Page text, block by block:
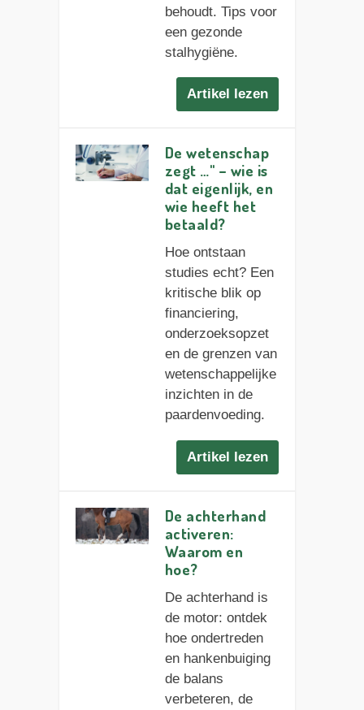
behoudt. Tips voor
een gezonde
stalhygiëne.
Artikel lezen
De wetenschap
zegt …" – wie is
dat eigenlijk, en
wie heeft het
betaald?
Hoe ontstaan
studies echt? Een
kritische blik op
financiering,
onderzoeksopzet
en de grenzen van
wetenschappelijke
inzichten in de
paardenvoeding.
Artikel lezen
De achterhand
activeren:
Waarom en
hoe?
De achterhand is
de motor: ontdek
hoe ondertreden
en hankenbuiging
de balans
verbeteren, de